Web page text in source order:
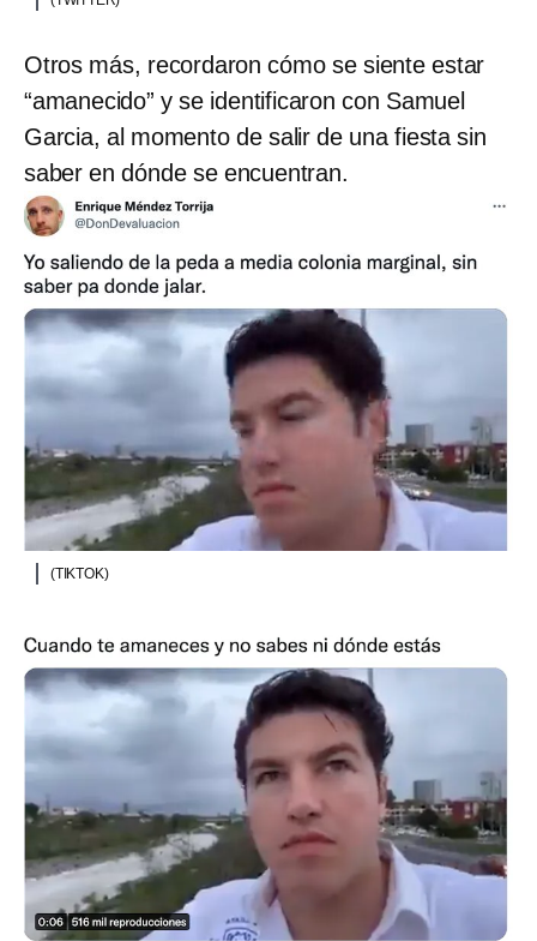
Otros más, recordaron cómo se siente estar
“amanecido” y se identificaron con Samuel
Garcia, al momento de salir de una fiesta sin
saber en dónde se encuentran.
(TIKTOK)